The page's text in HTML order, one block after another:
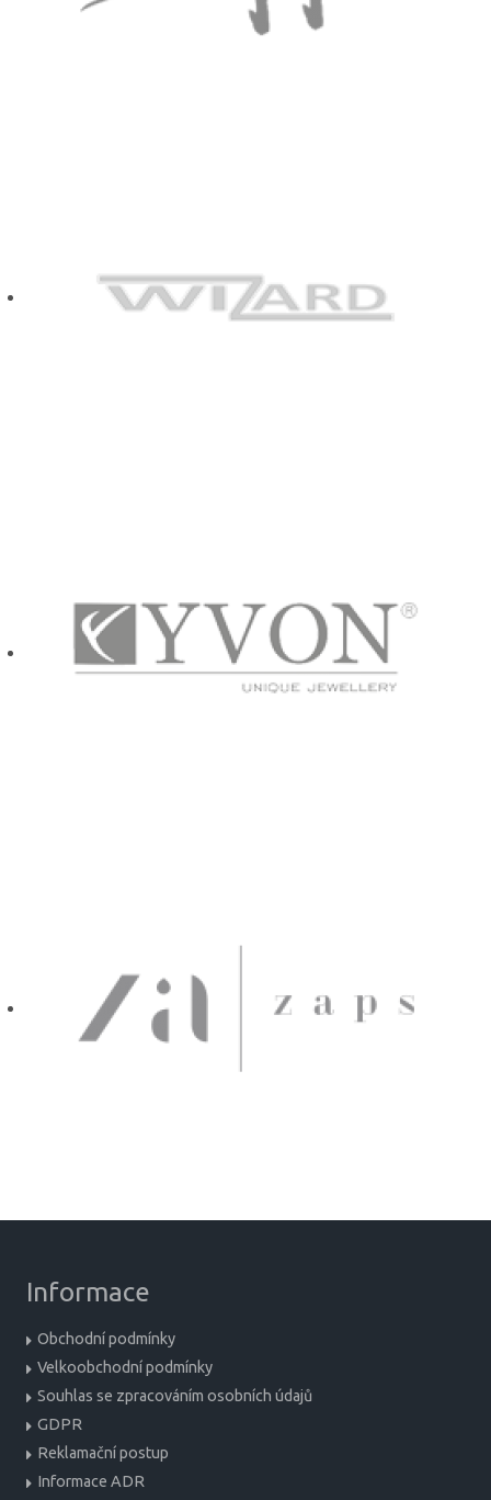
Informace
Obchodní podmínky
Velkoobchodní podmínky
Souhlas se zpracováním osobních údajů
GDPR
Reklamační postup
Informace ADR